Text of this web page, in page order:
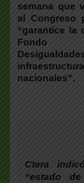
semana que
al Congreso
“garantice la
Fondo
nacionales”.
Ctera
“estado